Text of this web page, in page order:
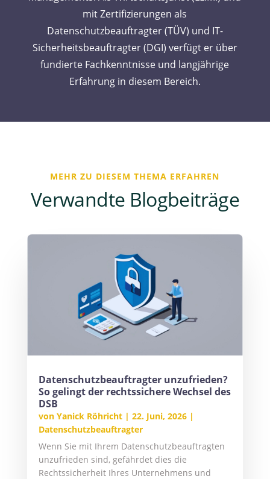
mit Zertifizierungen als
Datenschutzbeauftragter (TÜV) und IT-
Sicherheitsbeauftragter (DGI) verfügt er über
fundierte Fachkenntnisse und langjährige
Erfahrung in diesem Bereich.
MEHR ZU DIESEM THEMA ERFAHREN
Verwandte Blogbeiträge
Datenschutzbeauftragter unzufrieden?
So gelingt der rechtssichere Wechsel des
DSB
von Yanick Röhricht| 22. Juni, 2026|
Datenschutzbeauftragter
Wenn Sie mit Ihrem Datenschutzbeauftragten
unzufrieden sind, gefährdet dies die
Rechtssicherheit Ihres Unternehmens und